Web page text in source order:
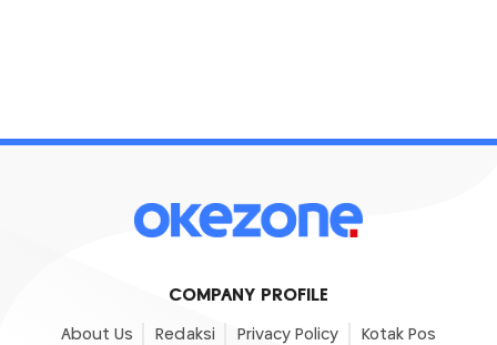
COMPANY PROFILE
About Us Redaksi Privacy Policy Kotak Pos